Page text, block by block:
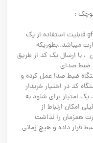
:
از سری امکانات جدید دستگاه شنود مدل gf07 قابلیت استفاده از یک
، با ارسال یک کد از طریق
ضبط صدای
ضبط صدا عمل کرده و
کد در اختیار خریدار
امتیاز برای شنود به
امکان ارتباط از
همزمان را نداشت
قرار داده و هیچ زمانی